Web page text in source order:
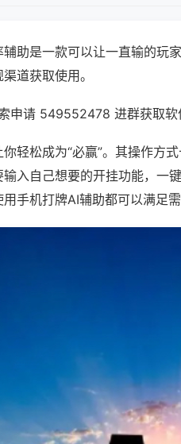
助是一款可以让一直输的玩
道获取使用。
申请 549552478 进群获取软
轻松成为“必赢”。其操作方
入自己想要的开挂功能，一
手机打牌AI辅助都可以满足需